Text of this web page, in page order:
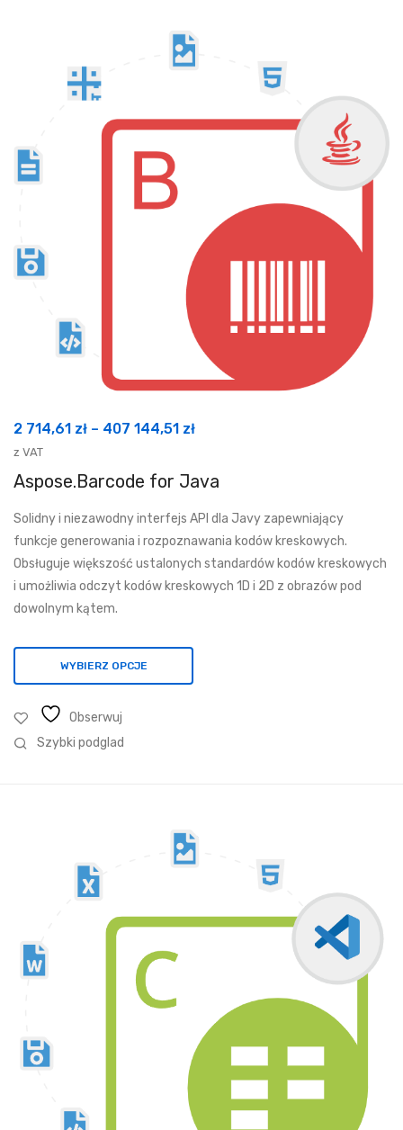
2 714,61 zł – 407 144,51 złZakres
od
714,61 zł
do
407
z VAT
Aspose.Barcode for Java
Solidny i niezawodny interfejs API dla Javy zapewniający
funkcje generowania i rozpoznawania kodów kreskowych.
Obsługuje większość ustalonych standardów kodów kreskowych
i umożliwia odczyt kodów kreskowych 1D i 2D z obrazów pod
dowolnym kątem.
WYBIERZ OPCJE
Obserwuj
Szybki podglad